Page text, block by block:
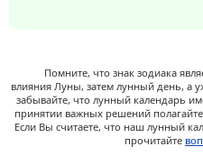
Помните, что знак зодиака
влияния Луны, затем лунный день, а
забывайте, что лунный календарь
принятии важных решений
Если Вы считаете, что наш лунный
прочитайте